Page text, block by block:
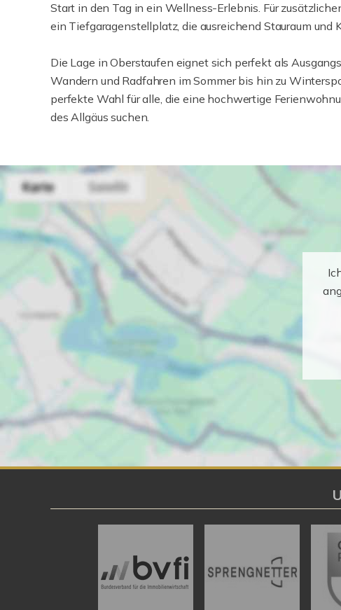
Start in den Tag in ein Wellness-Erlebnis. Für
ein Tiefgaragenstellplatz, die ausreichend Stauraum und
Die Lage in Oberstaufen eignet sich perfekt als
Wandern und Radfahren im Sommer bis hin zu
perfekte Wahl für alle, die eine hochwertige
des Allgäus suchen.